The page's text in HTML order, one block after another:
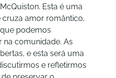
Esta é uma
cruza amor romântico,
podemos
na comunidade. As
e esta será uma
e refletirmos